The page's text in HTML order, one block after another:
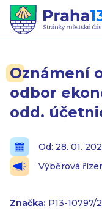
Oznámení
odbor
odd.
Od: 28. 01.
Výběrová
Značka: P13-10797/